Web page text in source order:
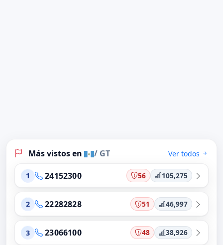
Más vistos en / GT Ver todos
1 24152300 56 105,275
2 22282828 51 46,997
3 23066100 48 38,926